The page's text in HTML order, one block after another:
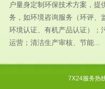
户量身定制环保技术方案，提
务，如环境咨询服务（环评、
环境认证、有机产品认证）；
运营；清洁生产审核、节能...
7X24服务热